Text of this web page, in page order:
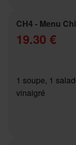
CH4 - Menu
19.30 €
1 soupe, 1
vinaigré